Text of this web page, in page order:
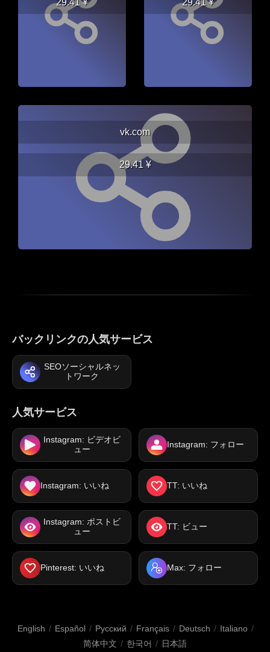
29.41 ¥ 29.41 ¥
vk.com
29.41 ¥
バックリンクの人気サービス
SEOソーシャルネッ
トワーク
人気サービス
Instagram: ビデオビ
ュー
Instagram: フォロー
Instagram: いいね TT: いいね
Instagram: ポストビ
ュー
TT: ビュー
Pinterest: いいね Max: フォロー
English / Español / Русский / Français / Deutsch / Italiano /
简体中文 / 한국어 / 日本語